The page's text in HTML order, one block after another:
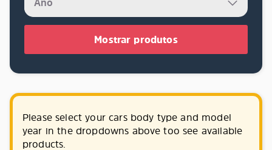
Mostrar produtos
Please select your cars body type and model
year in the dropdowns above too see available
products.